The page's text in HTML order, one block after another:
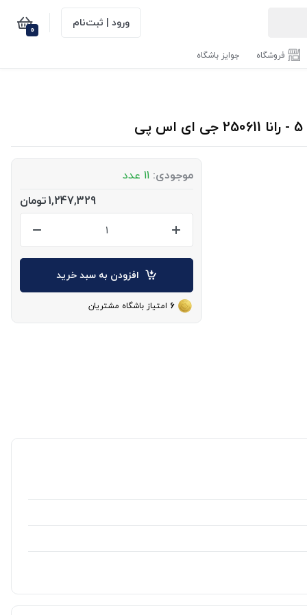
ورود | ثبت‌نام 0
فروشگاه جوایز باشگاه
موجودی: 11 عدد
1,247,329تومان
افزودن به سبد خرید
6 امتیاز باشگاه مشتریان